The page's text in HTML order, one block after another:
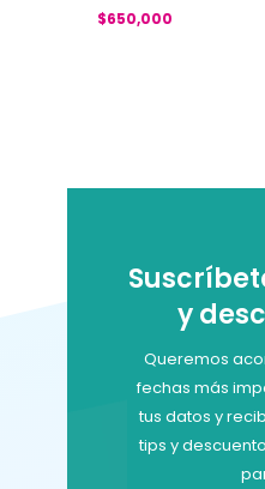
$650,000
y
Queremos
fechas más
tus datos y
tips y